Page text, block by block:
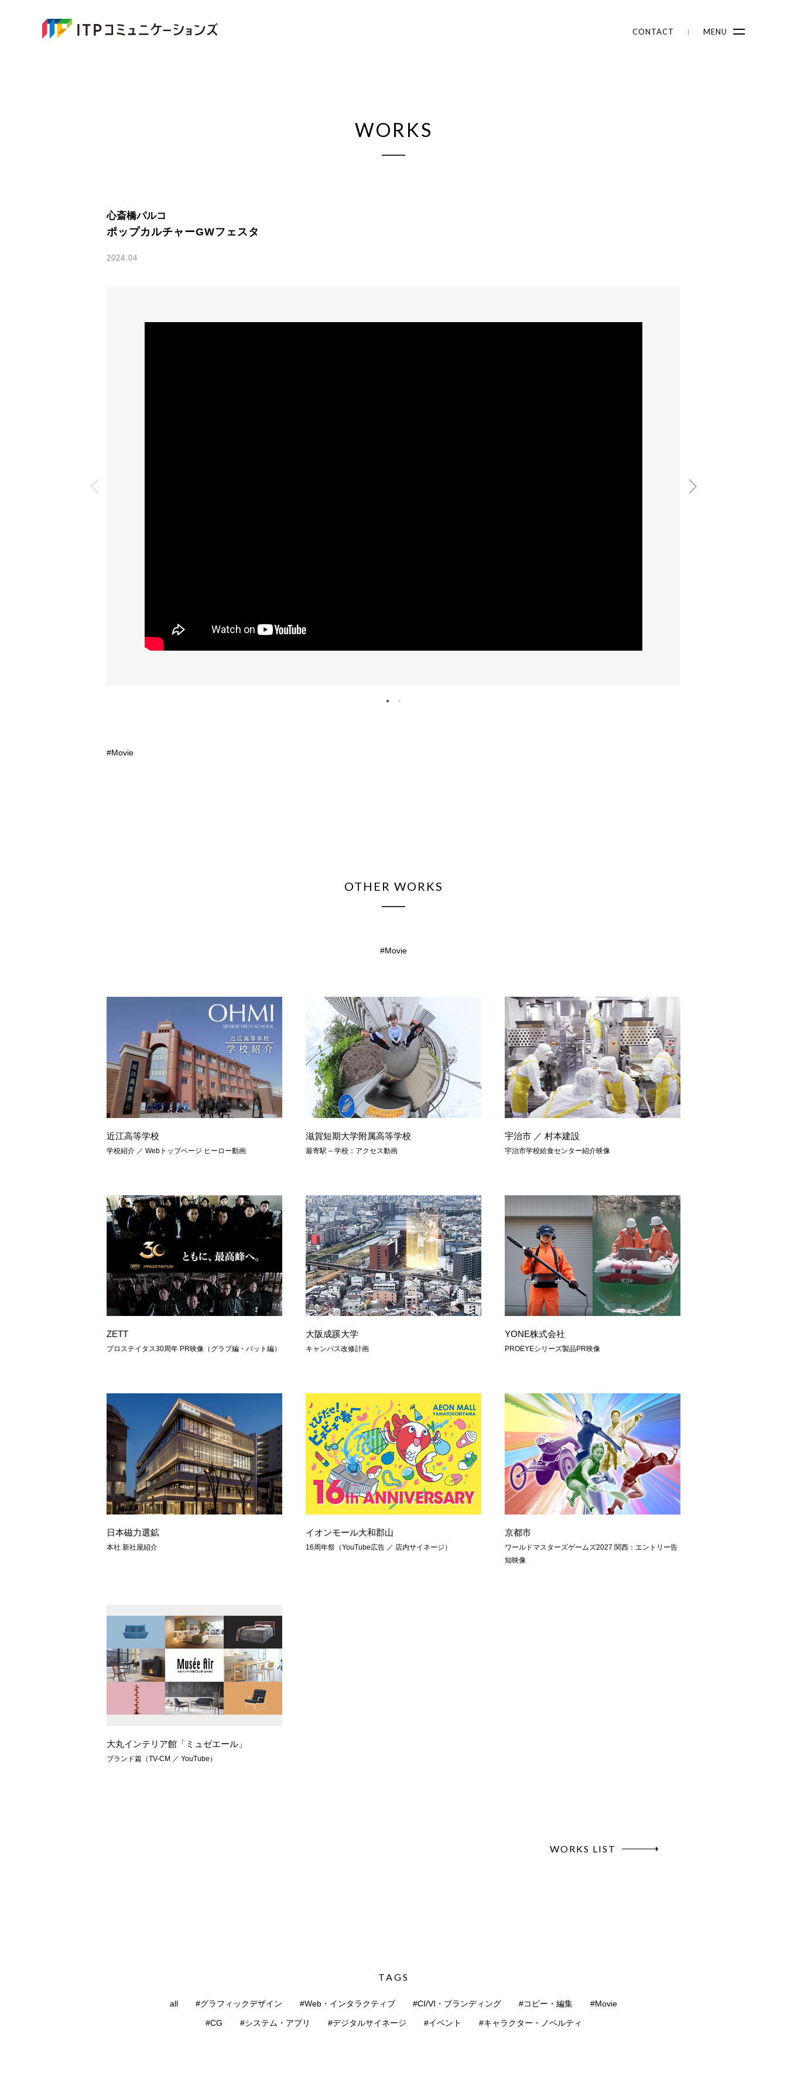
CONTACT MENU
WORKS
心斎橋パルコ
ポップカルチャーGWフェスタ
2024.04
Movie
OTHER WORKS
Movie
近江高等学校
学校紹介 ／ Webトップページ ヒーロー動画
滋賀短期大学附属高等学校
最寄駅 – 学校：アクセス動画
宇治市 ／ 村本建設
宇治市学校給食センター紹介映像
ZETT
プロステイタス30周年 PR映像（グラブ編・バット編）
大阪成蹊大学
キャンパス改修計画
YONE株式会社
PROEYEシリーズ製品PR映像
日本磁力選鉱
本社 新社屋紹介
イオンモール大和郡山
16周年祭（YouTube広告 ／ 店内サイネージ）
京都市
ワールドマスターズゲームズ2027 関西：エントリー告
知映像
大丸インテリア館「ミュゼエール」
ブランド篇（TV-CM ／ YouTube）
WORKS LIST
TAGS
all #グラフィックデザイン #Web・インタラクティブ #CI/VI・ブランディング #コピー・編集 #Movie
#CG #システム・アプリ #デジタルサイネージ #イベント #キャラクター・ノベルティ